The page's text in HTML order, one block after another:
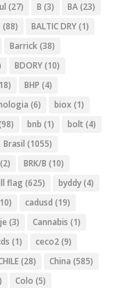
(27) B (3) BA(23)
(88) BALTIC DRY(1)
Barrick(38)
BDORY(10)
BHP (4)
(6) biox (1)
bnb (1) bolt (4)
Brasil (1055)
(2) BRK/B (10)
flag (625) byddy(4)
cadusd (19)
(3) Cannabis (1)
(1) ceco2(9)
(28) China (585)
Colo (5)